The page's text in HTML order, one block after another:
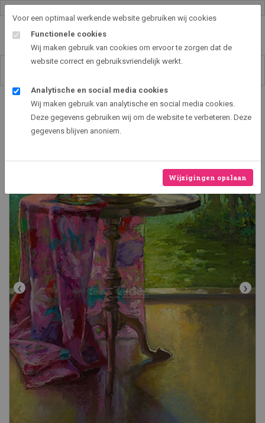
Voor een optimaal werkende website gebruiken wij cookies
Functionele cookies
Wij maken gebruik van cookies om ervoor te zorgen dat de
website correct en gebruiksvriendelijk werkt.
Analytische en social media cookies
Wij maken gebruik van analytische en social media cookies.
Deze gegevens gebruiken wij om de website te verbeteren. Deze
gegevens blijven anoniem.
Wijzigingen opslaan
Art2EXPO GallerySHOP - de leukste kunst cadeau ideeën
Theepot op tafel
‹ ›